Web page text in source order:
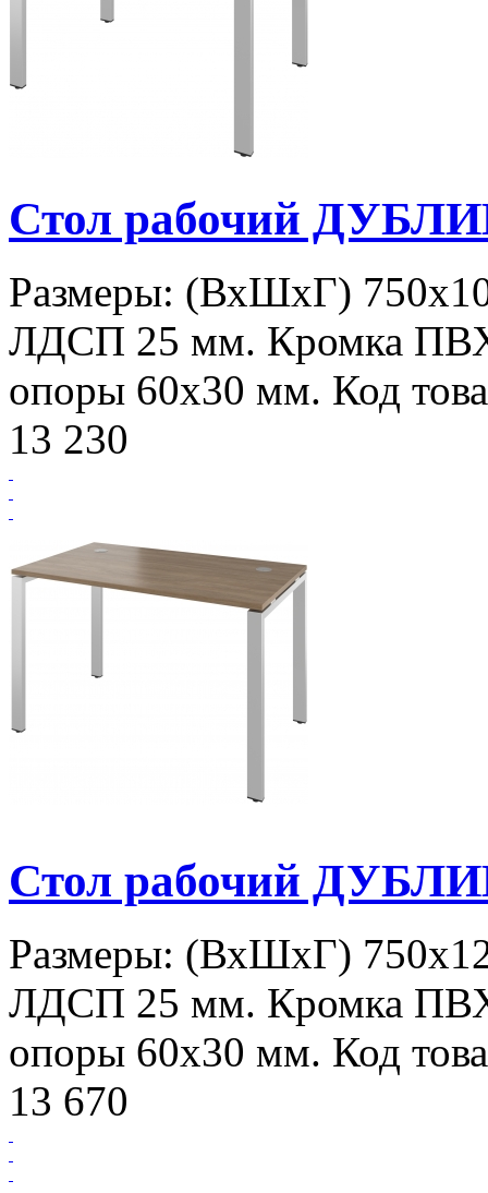
Стол рабочий
Размеры: (ВхШхГ)
ЛДСП 25 мм. Кромка
опоры 60х30 мм. Код
13 230
Стол рабочий
Размеры: (ВхШхГ)
ЛДСП 25 мм. Кромка
опоры 60х30 мм. Код
13 670